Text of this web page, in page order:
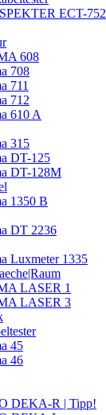
ECT-752
608
708
711
712
610 A
315
DT-125
DT-128M
1350 B
DT 2236
Luxmeter 1335
LASER 1
LASER 3
45
46
DEKA-R | Tipp!